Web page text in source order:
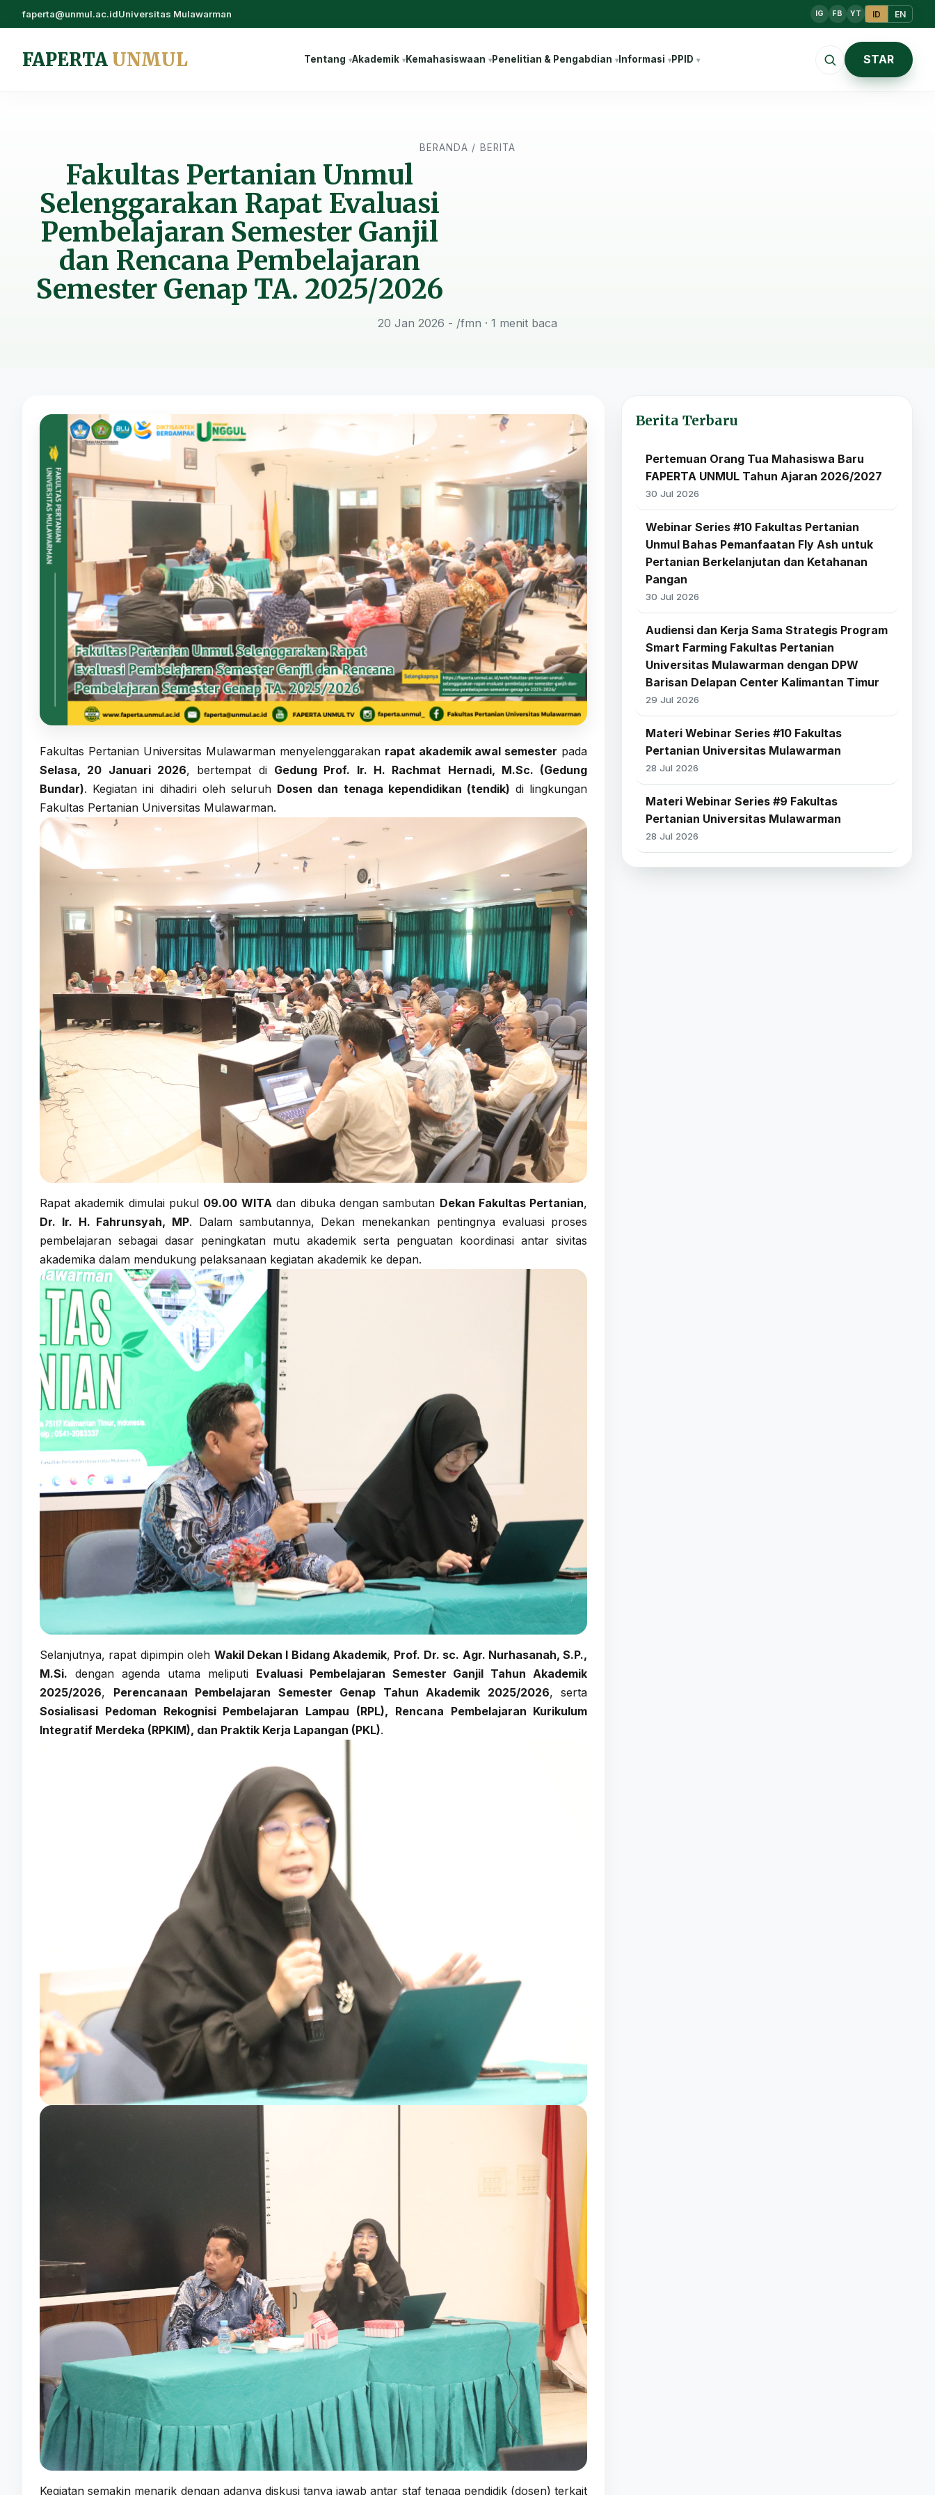
faperta@unmul.ac.idUniversitas Mulawarman IG FB YT ID EN
FAPERTA UNMUL Tentang Akademik Kemahasiswaan Penelitian & Pengabdian Informasi PPID STAR
BERANDA / BERITA
Fakultas Pertanian Unmul
Selenggarakan Rapat Evaluasi
Pembelajaran Semester Ganjil
dan Rencana Pembelajaran
Semester Genap TA. 2025/2026
20 Jan 2026 - /fmn · 1 menit baca
Fakultas Pertanian Universitas Mulawarman menyelenggarakan rapat akademik awal semester pada
Selasa, 20 Januari 2026, bertempat di Gedung Prof. Ir. H. Rachmat Hernadi, M.Sc. (Gedung
Bundar). Kegiatan ini dihadiri oleh seluruh Dosen dan tenaga kependidikan (tendik) di lingkungan
Fakultas Pertanian Universitas Mulawarman.
Rapat akademik dimulai pukul 09.00 WITA dan dibuka dengan sambutan Dekan Fakultas Pertanian,
Dr. Ir. H. Fahrunsyah, MP. Dalam sambutannya, Dekan menekankan pentingnya evaluasi proses
pembelajaran sebagai dasar peningkatan mutu akademik serta penguatan koordinasi antar sivitas
akademika dalam mendukung pelaksanaan kegiatan akademik ke depan.
Selanjutnya, rapat dipimpin oleh Wakil Dekan I Bidang Akademik, Prof. Dr. sc. Agr. Nurhasanah, S.P.,
M.Si. dengan agenda utama meliputi Evaluasi Pembelajaran Semester Ganjil Tahun Akademik
2025/2026, Perencanaan Pembelajaran Semester Genap Tahun Akademik 2025/2026, serta
Sosialisasi Pedoman Rekognisi Pembelajaran Lampau (RPL), Rencana Pembelajaran Kurikulum
Integratif Merdeka (RPKIM), dan Praktik Kerja Lapangan (PKL).
Kegiatan semakin menarik dengan adanya diskusi tanya jawab antar staf tenaga pendidik (dosen) terkait
Berita Terbaru
Pertemuan Orang Tua Mahasiswa Baru
FAPERTA UNMUL Tahun Ajaran 2026/2027
30 Jul 2026
Webinar Series #10 Fakultas Pertanian
Unmul Bahas Pemanfaatan Fly Ash untuk
Pertanian Berkelanjutan dan Ketahanan
Pangan
30 Jul 2026
Audiensi dan Kerja Sama Strategis Program
Smart Farming Fakultas Pertanian
Universitas Mulawarman dengan DPW
Barisan Delapan Center Kalimantan Timur
29 Jul 2026
Materi Webinar Series #10 Fakultas
Pertanian Universitas Mulawarman
28 Jul 2026
Materi Webinar Series #9 Fakultas
Pertanian Universitas Mulawarman
28 Jul 2026